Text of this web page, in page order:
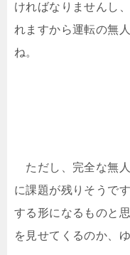
ければなりませんし
れますから運転の無
ね。
ただし、完全な無
に課題が残りそうで
する形になるものと
を見せてくるのか、